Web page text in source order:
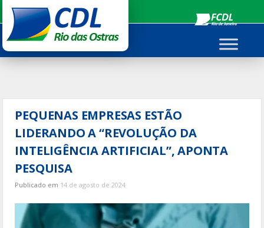
para
conteúdo
PEQUENAS EMPRESAS ESTÃO
LIDERANDO A “REVOLUÇÃO DA
INTELIGÊNCIA ARTIFICIAL”, APONTA
PESQUISA
Publicado em 14 de agosto de 2024